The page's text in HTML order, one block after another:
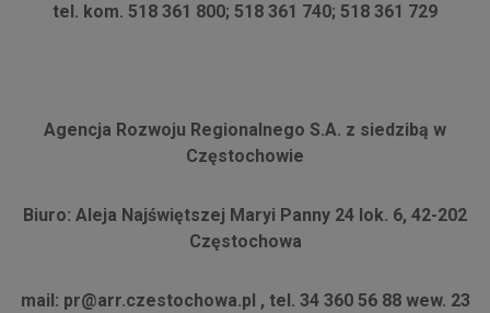
tel. kom. 518 361 800; 518 361 740; 518 361 729
Agencja Rozwoju Regionalnego S.A. z siedzibą w
Częstochowie
Biuro: Aleja Najświętszej Maryi Panny 24 lok. 6, 42-202
Częstochowa
mail: pr@arr.czestochowa.pl , tel. 34 360 56 88 wew. 23